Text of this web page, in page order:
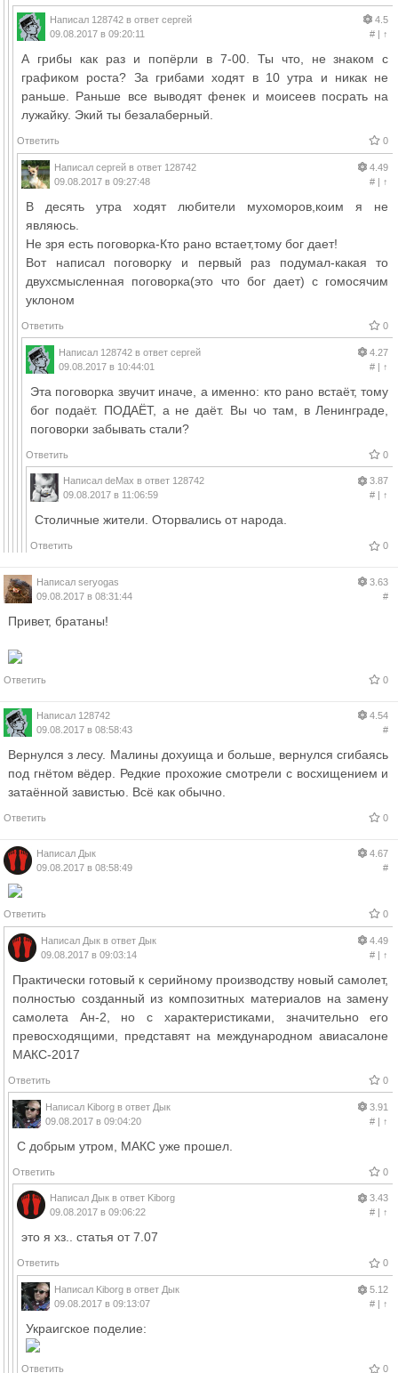
Написал 128742 в ответ сергей
09.08.2017 в 09:20:11
4.5
#| ↑
А грибы как раз и попёрли в 7-00. Ты что, не знаком с
графиком роста? За грибами ходят в 10 утра и никак не
раньше. Раньше все выводят фенек и моисеев посрать на
лужайку. Экий ты безалаберный.
Ответить 0
Написал сергей в ответ 128742
09.08.2017 в 09:27:48
4.49
#| ↑
В десять утра ходят любители мухоморов,коим я не
являюсь.
Не зря есть поговорка-Кто рано встает,тому бог дает!
Вот написал поговорку и первый раз подумал-какая то
двухсмысленная поговорка(это что бог дает) с гомосячим
уклоном
Ответить 0
Написал 128742 в ответ сергей
09.08.2017 в 10:44:01
4.27
#| ↑
Эта поговорка звучит иначе, а именно: кто рано встаёт, тому
бог подаёт. ПОДАЁТ, а не даёт. Вы чо там, в Ленинграде,
поговорки забывать стали?
Ответить 0
Написал deMax в ответ 128742
09.08.2017 в 11:06:59
3.87
#| ↑
Столичные жители. Оторвались от народа.
Ответить 0
Написал seryogas
09.08.2017 в 08:31:44
3.63
#
Привет, братаны!
Ответить 0
Написал 128742
09.08.2017 в 08:58:43
4.54
#
Вернулся з лесу. Малины дохуища и больше, вернулся сгибаясь
под гнётом вёдер. Редкие прохожие смотрели с восхищением и
затаённой завистью. Всё как обычно.
Ответить 0
Написал Дык
09.08.2017 в 08:58:49
4.67
#
Ответить 0
Написал Дык в ответ Дык
09.08.2017 в 09:03:14
4.49
#| ↑
Практически готовый к серийному производству новый самолет,
полностью созданный из композитных материалов на замену
самолета Ан-2, но c характеристиками, значительно его
превосходящими, представят на международном авиасалоне
МАКС-2017
Ответить 0
Написал Kiborg в ответ Дык
09.08.2017 в 09:04:20
3.91
#| ↑
С добрым утром, МАКС уже прошел.
Ответить 0
Написал Дык в ответ Kiborg
09.08.2017 в 09:06:22
3.43
#| ↑
это я хз.. статья от 7.07
Ответить 0
Написал Kiborg в ответ Дык
09.08.2017 в 09:13:07
5.12
#| ↑
Украигское поделие:
Ответить 0